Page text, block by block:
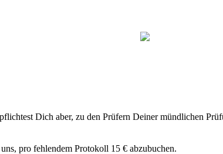
Dich aber, zu den Prüfern Deiner mündlichen
pro fehlendem Protokoll 15 € abzubuchen.